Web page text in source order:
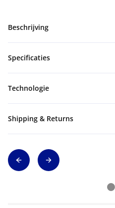
Beschrijving
Specificaties
Technologie
Shipping & Returns